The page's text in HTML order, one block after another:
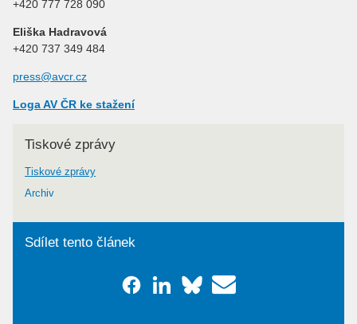
+420 777 728 090
Eliška Hadravová
+420 737 349 484
press@avcr.cz
Loga AV ČR ke stažení
Tiskové zprávy
Tiskové zprávy
Archiv
Sdílet tento článek